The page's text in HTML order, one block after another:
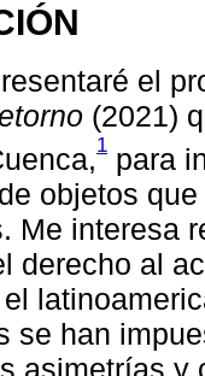
el
(2021)
1 para
objetos
Me interesa
derecho al
se han
asimetrías